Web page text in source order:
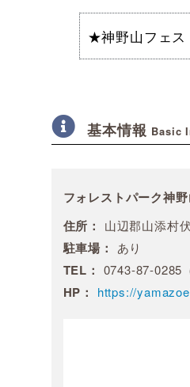
★神野山フェ
基本情報 Basic
フォレストパーク神
住所：
山辺郡山添村
駐車場： あり
TEL： 0743-87-0285
HP： https://